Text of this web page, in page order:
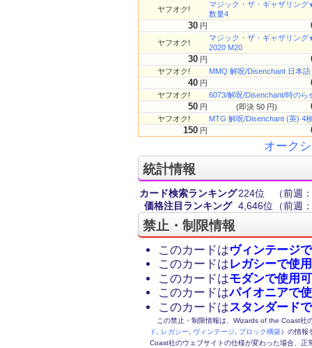
ヤフオク!
マジック・ザ・ギャザリン
数量4
30 円
ヤフオク!
マジック・ザ・ギャザリン
2020 M20
30 円
ヤフオク! MMQ 解呪/Disenchant 日本語
40 円
ヤフオク! 6073/解呪/Disenchant/時の
50 円 (即決 50 円)
ヤフオク! MTG 解呪/Disenchant (英) 4
150 円
オーク
統計情報
カード検索ランキング224位
（前週
価格注目ランキング 4,646位 （前週
禁止・制限情報
このカードはヴィンテージ
このカードはレガシーで使
このカードはモダンで使用
このカードはパイオニアで
このカードはスタンダード
この禁止・制限情報は、Wizards of the Coast社
ド
レガシー ヴィンテージ ブロック構築）の情報
Coast社のウェブサイトの仕様が変わった場合、